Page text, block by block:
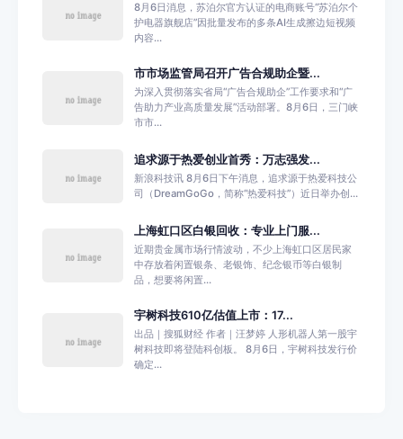
8月6日消息，苏泊尔官方认证的电商账号“苏泊尔个
护电器旗舰店”因批量发布的多条AI生成擦边短视频
内容...
市市场监管局召开广告合规助企暨...
为深入贯彻落实省局“广告合规助企”工作要求和“广
告助力产业高质量发展”活动部署。8月6日，三门峡
市市...
追求源于热爱创业首秀：万志强发...
新浪科技讯 8月6日下午消息，追求源于热爱科技公
司（DreamGoGo，简称“热爱科技”）近日举办创...
上海虹口区白银回收：专业上门服...
近期贵金属市场行情波动，不少上海虹口区居民家
中存放着闲置银条、老银饰、纪念银币等白银制
品，想要将闲置...
宇树科技610亿估值上市：17...
出品｜搜狐财经 作者｜汪梦婷 人形机器人第一股宇
树科技即将登陆科创板。 8月6日，宇树科技发行价
确定...